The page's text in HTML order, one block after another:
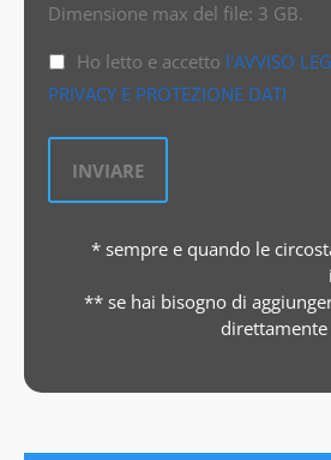
Dimensione max del file: 3 GB.
Ho letto e accetto l'AVVISO
PRIVACY E PROTEZIONE DATI
* sempre e quando le
** se hai bisogno di
direttamente